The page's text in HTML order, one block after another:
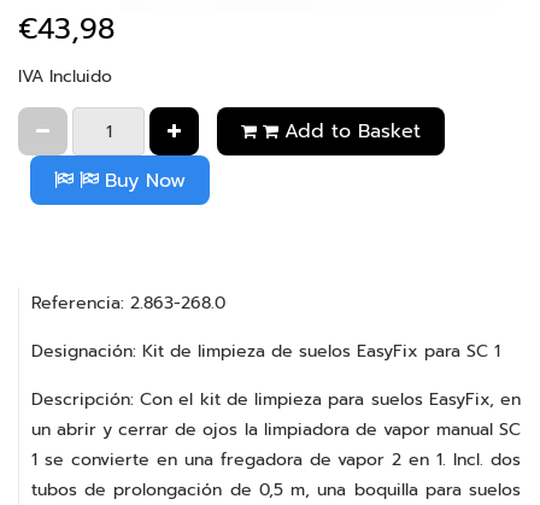
€43,98
IVA Incluido
Add to Basket
Buy Now
Referencia: 2.863-268.0
Designación: Kit de limpieza de suelos EasyFix para SC 1
Descripción: Con el kit de limpieza para suelos EasyFix, en
un abrir y cerrar de ojos la limpiadora de vapor manual SC
1 se convierte en una fregadora de vapor 2 en 1. Incl. dos
tubos de prolongación de 0,5 m, una boquilla para suelos